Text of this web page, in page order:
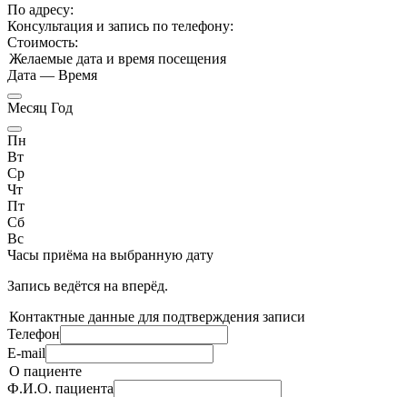
По адресу:
Консультация и запись по телефону:
Стоимость:
Желаемые дата и время посещения
Дата — Время
Месяц Год
Пн
Вт
Ср
Чт
Пт
Сб
Вс
Часы приёма на выбранную дату
Запись ведётся на вперёд.
Контактные данные для подтверждения записи
Телефон
E-mail
О пациенте
Ф.И.О. пациента